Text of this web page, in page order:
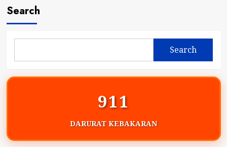
Search
Search
911
DARURAT KEBAKARAN